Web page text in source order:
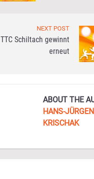
NEXT POST
TTC Schiltach gewinnt
erneut
ABOUT THE
HANS-JÜRGEN
KRISCHAK